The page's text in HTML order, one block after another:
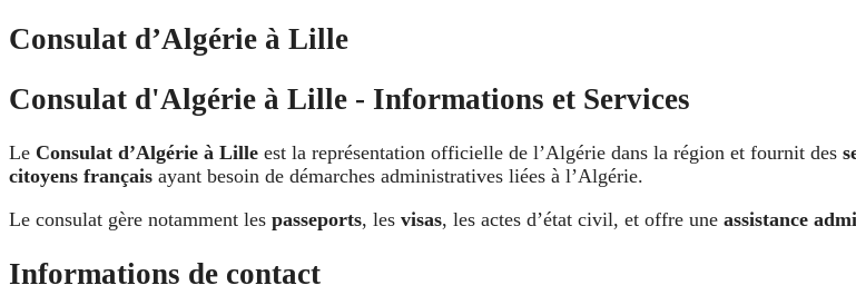
Consulat d’Algérie à Lille
Consulat d'Algérie à Lille - Informations et Services
Le Consulat d’Algérie à Lille est la représentation officielle de l’Algérie dans la région et fournit des
citoyens français ayant besoin de démarches administratives liées à l’Algérie.
Le consulat gère notamment les passeports, les visas, les actes d’état civil, et offre une assistance
Informations de contact